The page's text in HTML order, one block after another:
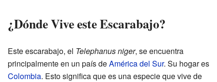
¿Dónde Vive este Escarabajo?
Este escarabajo, el Telephanus niger, se encuentra
principalmente en un país deAmérica del Sur. Su hogar es
Colombia. Esto significa que es una especie que vive de